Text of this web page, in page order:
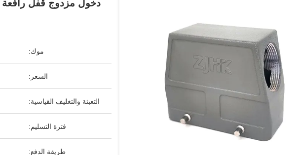
موك:
السعر:
التعبئة والتغليف القياسية:
فترة التسليم:
طريقة الدفع: